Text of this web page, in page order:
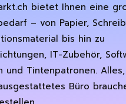
bietet Ihnen eine
– von Papier,
bis hin zu
IT-Zubehör,
und Tintenpatronen.
Büro